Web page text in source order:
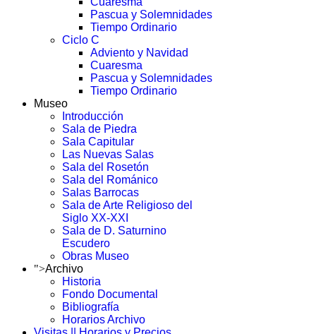
Pascua y Solemnidades
Tiempo Ordinario
Ciclo C
Adviento y Navidad
Cuaresma
Pascua y Solemnidades
Tiempo Ordinario
Museo
Introducción
Sala de Piedra
Sala Capitular
Las Nuevas Salas
Sala del Rosetón
Sala del Románico
Salas Barrocas
Sala de Arte Religioso del
Siglo XX-XXI
Sala de D. Saturnino
Escudero
Obras Museo
">Archivo
Historia
Fondo Documental
Bibliografía
Horarios Archivo